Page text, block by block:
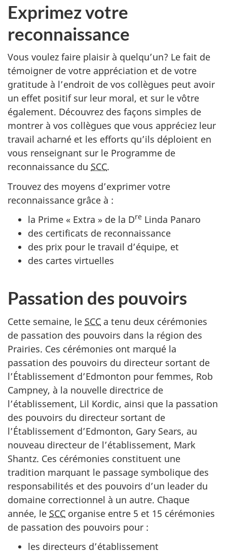
Exprimez votre
reconnaissance
Vous voulez faire plaisir à quelqu’un? Le fait de
témoigner de votre appréciation et de votre
gratitude à l’endroit de vos collègues peut avoir
un effet positif sur leur moral, et sur le vôtre
également. Découvrez des façons simples de
montrer à vos collègues que vous appréciez leur
travail acharné et les efforts qu’ils déploient en
vous renseignant sur le Programme de
reconnaissance du SCC.
Trouvez des moyens d’exprimer votre
reconnaissance grâce à :
la Prime « Extra » de la Dre Linda Panaro
des certificats de reconnaissance
des prix pour le travail d’équipe, et
des cartes virtuelles
Passation des pouvoirs
Cette semaine, le SCC a tenu deux cérémonies
de passation des pouvoirs dans la région des
Prairies. Ces cérémonies ont marqué la
passation des pouvoirs du directeur sortant de
l’Établissement d’Edmonton pour femmes, Rob
Campney, à la nouvelle directrice de
l’établissement, Lil Kordic, ainsi que la passation
des pouvoirs du directeur sortant de
l’Établissement d’Edmonton, Gary Sears, au
nouveau directeur de l’établissement, Mark
Shantz. Ces cérémonies constituent une
tradition marquant le passage symbolique des
responsabilités et des pouvoirs d’un leader du
domaine correctionnel à un autre. Chaque
année, le SCC organise entre 5 et 15 cérémonies
de passation des pouvoirs pour :
les directeurs d’établissement